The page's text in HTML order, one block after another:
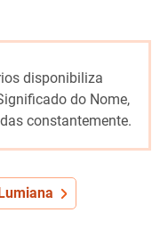
disponibiliza
do Nome,
constantemente.
Lumiana